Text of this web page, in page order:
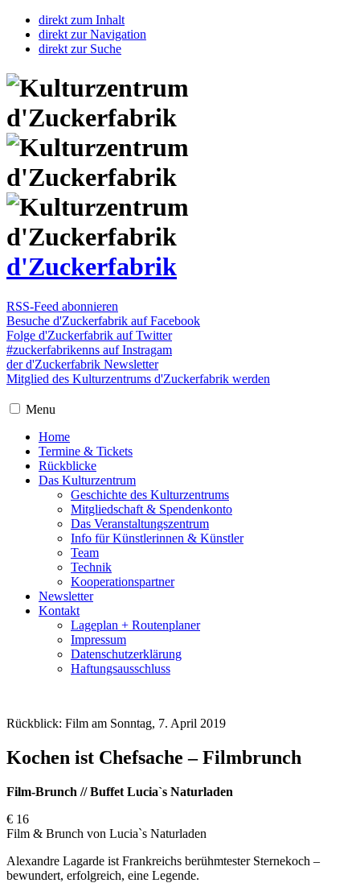
direkt zum Inhalt
direkt zur Navigation
direkt zur Suche
d'Zuckerfabrik
RSS-Feed abonnieren
Besuche d'Zuckerfabrik auf Facebook
Folge d'Zuckerfabrik auf Twitter
#zuckerfabrikenns auf Instragam
der d'Zuckerfabrik Newsletter
Mitglied des Kulturzentrums d'Zuckerfabrik werden
Menu
Home
Termine & Tickets
Rückblicke
Das Kulturzentrum
Geschichte des Kulturzentrums
Mitgliedschaft & Spendenkonto
Das Veranstaltungszentrum
Info für Künstlerinnen & Künstler
Team
Technik
Kooperationspartner
Newsletter
Kontakt
Lageplan + Routenplaner
Impressum
Datenschutzerklärung
Haftungsausschluss
Rückblick: Film am Sonntag, 7. April 2019
Kochen ist Chefsache – Filmbrunch
Film-Brunch // Buffet Lucia`s Naturladen
€ 16
Film & Brunch von Lucia`s Naturladen
Alexandre Lagarde ist Frankreichs berühmtester Sternekoch –
bewundert, erfolgreich, eine Legende.